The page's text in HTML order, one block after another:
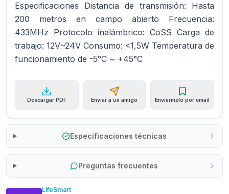
Especificaciones Distancia de transmisión: Hasta
200 metros en campo abierto Frecuencia:
433MHz Protocolo inalámbrico: CoSS Carga de
trabajo: 12V~24V Consumo: <1,5W Temperatura de
funcionamiento de -5°C ~ +45°C
Descargar PDF Enviar a un amigo Enviármelo por email
Especificaciones técnicas
Preguntas frecuentes
LifeSmart